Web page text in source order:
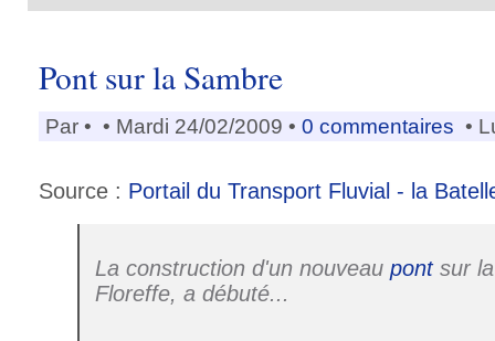
Pont sur la Sambre
Par • • Mardi 24/02/2009 • 0 commentaires •
Source : Portail du Transport Fluvial - la
La construction d'un nouveau pontsur
Floreffe, a débuté...